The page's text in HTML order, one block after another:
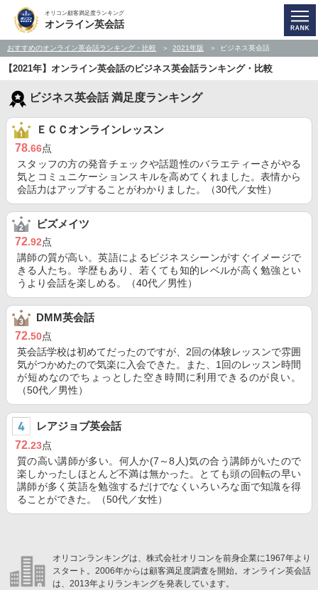
オリコン顧客満足度ランキング
オンライン英会話
おすすめのオンライン英会話ランキング・比較 2021年版 ビジネス英会話
【2021年】オンライン英会話のビジネス英会話ランキング・比較
ビジネス英会話 満足度ランキング
ＥＣＣオンラインレッスン
78.66点
スタッフの方の発音チェックや話題性のバラエティーさがやる
気とコミュニケーションスキルを高めてくれました。表情から
会話力はアップすることがわかりました。（30代／女性）
ビズメイツ
72.92点
講師の質が高い。英語によるビジネスシーンがすぐイメージで
きる人たち。学歴もあり、若くても知的レベルが高く勉強とい
うより会話を楽しめる。（40代／男性）
DMM英会話
72.50点
英会話学校は初めてだったのですが、2回の体験レッスンで雰囲
気がつかめたので気楽に入会できた。また、1回のレッスン時間
が短めなのでちょっとした空き時間に利用できるのが良い。
（50代／男性）
レアジョブ英会話
72.23点
質の高い講師が多い。何人か(7～8人)気の合う講師がいたので
楽しかったしほとんど不満は無かった。とても頭の回転の早い
講師が多く英語を勉強するだけでなくいろいろな面で知識を得
ることができた。（50代／女性）
オリコンランキングは、株式会社オリコンを前身企業に1967年より
スタート。2006年からは顧客満足度調査を開始。オンライン英会話
は、2013年よりランキングを発表しています。